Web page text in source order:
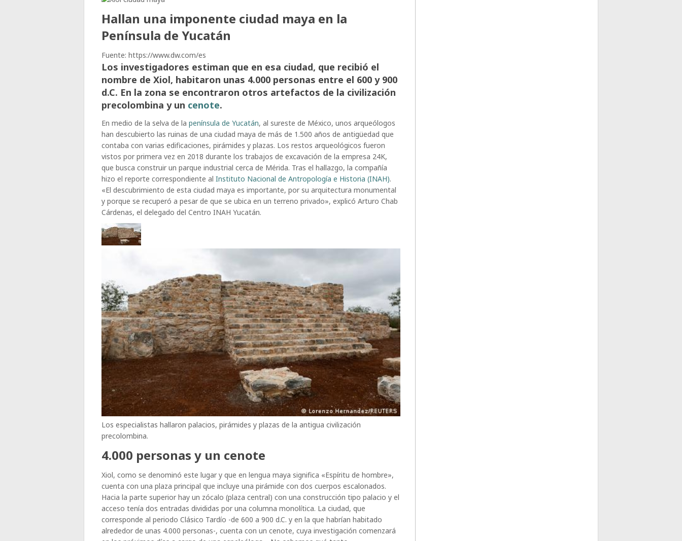
Hallan una imponente ciudad maya en la
Península de Yucatán
Fuente: https://www.dw.com/es
Los investigadores estiman que en esa ciudad, que recibió el
nombre de Xiol, habitaron unas 4.000 personas entre el 600 y 900
d.C. En la zona se encontraron otros artefactos de la civilización
precolombina y un cenote.
En medio de la selva de lapenínsula de Yucatán, al sureste de México, unos arqueólogos
han descubierto las ruinas de una ciudad maya de más de 1.500 años de antigüedad que
contaba con varias edificaciones, pirámides y plazas. Los restos arqueológicos fueron
vistos por primera vez en 2018 durante los trabajos de excavación de la empresa 24K,
que busca construir un parque industrial cerca de Mérida. Tras el hallazgo, la compañía
hizo el reporte correspondiente alInstituto Nacional de Antropología e Historia (INAH).
«El descubrimiento de esta ciudad maya es importante, por su arquitectura monumental
y porque se recuperó a pesar de que se ubica en un terreno privado», explicó Arturo Chab
Cárdenas, el delegado del Centro INAH Yucatán.
Los especialistas hallaron palacios, pirámides y plazas de la antigua civilización
precolombina.
4.000 personas y un cenote
Xiol, como se denominó este lugar y que en lengua maya significa «Espíritu de hombre»,
cuenta con una plaza principal que incluye una pirámide con dos cuerpos escalonados.
Hacia la parte superior hay un zócalo (plaza central) con una construcción tipo palacio y el
acceso tenía dos entradas divididas por una columna monolítica. La ciudad, que
corresponde al periodo Clásico Tardío -de 600 a 900 d.C. y en la que habrían habitado
alrededor de unas 4.000 personas-, cuenta con un cenote, cuya investigación comenzará